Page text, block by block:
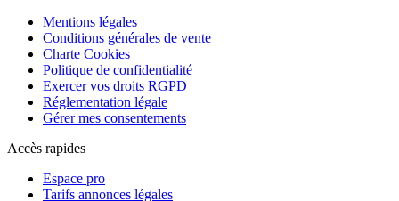
Mentions légales
Conditions générales de vente
Charte Cookies
Politique de confidentialité
Exercer vos droits RGPD
Réglementation légale
Gérer mes consentements
Accès rapides
Espace pro
Tarifs annonces légales